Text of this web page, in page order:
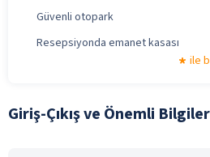
Güvenli otopark
Resepsiyonda emanet kasası
ile
Giriş-Çıkış ve Önemli Bilgiler